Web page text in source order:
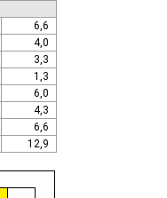
6,6
4,0
3,3
1,3
6,0
4,3
6,6
12,9